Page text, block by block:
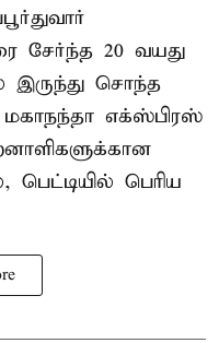
சேர்ந்த 20 வயது
இருந்து சொந்த
மகாநந்தா எக்ஸ்பிரஸ்
பெரிய